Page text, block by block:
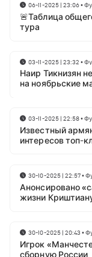
06-11-2025 | 23:06•
🚨Таблица
тура
03-11-2025 | 23:32 •
Наир Тикнизян
на ноябрьские
03-11-2025 | 22:58•
Известный
интересов топ-
30-10-2025 | 22:57•
Анонсировано
жизни
30-10-2025 | 20:43 •
Игрок
сборную России